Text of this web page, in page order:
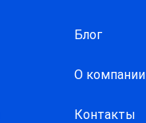
Блог
О компании
Контакты